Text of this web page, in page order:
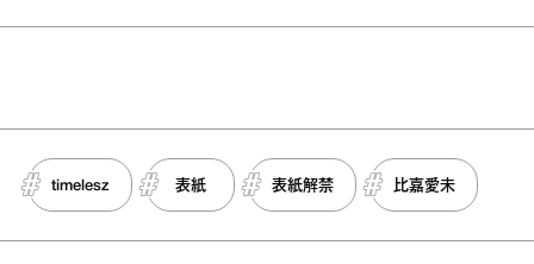
timelesz 表紙 表紙解禁 比嘉愛未